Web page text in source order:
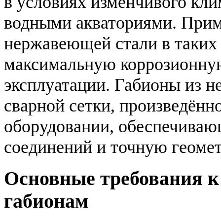
водными акваториями.
нержавеющей стали в таких
максимальную
эксплуатации. Габионы из
сварной сетки,
оборудовании,
соединений и точную
Основные требования
габионам